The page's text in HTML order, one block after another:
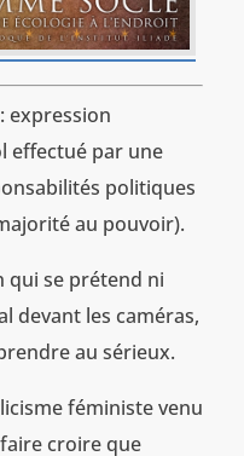
: expression
effectué par une
politiques
au pouvoir).
qui se prétend ni
devant les caméras,
au sérieux.
féministe venu
croire que